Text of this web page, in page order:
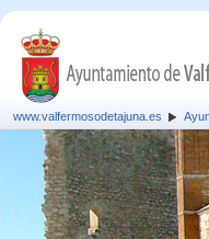
www.valfermosodetajuna.es